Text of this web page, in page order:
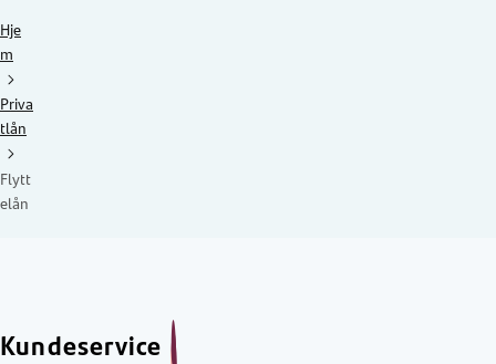
Hje
m
Priva
tlån
Flytt
elån
Kundeservice